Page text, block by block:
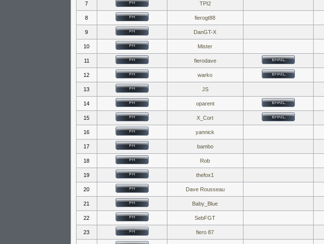
7 TPI2
8 fierogt88
9 DanGT-X
10 Mister
11 fierodave
12 warko
13 JS
14 oparent
15 X_Cort
16 yannick
17 bambo
18 Rob
19 thefox1
20 Dave Rousseau
21 Baby_Blue
22 SebFGT
23 fiero 87